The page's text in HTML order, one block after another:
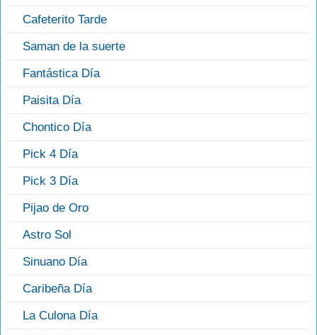
Cafeterito Tarde
Saman de la suerte
Fantástica Día
Paisita Día
Chontico Día
Pick 4 Día
Pick 3 Día
Pijao de Oro
Astro Sol
Sinuano Día
Caribeña Día
La Culona Día